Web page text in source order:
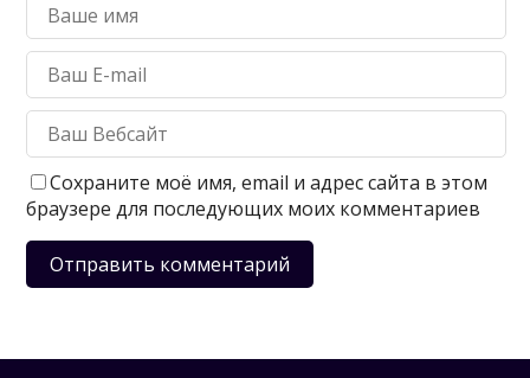
Сохраните моё имя, email и адрес сайта в этом
браузере для последующих моих комментариев